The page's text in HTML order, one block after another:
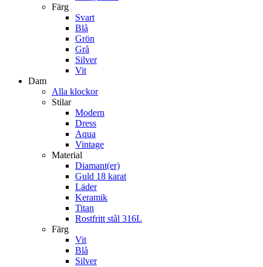
Färg
Svart
Blå
Grön
Grå
Silver
Vit
Dam
Alla klockor
Stilar
Modern
Dress
Aqua
Vintage
Material
Diamant(er)
Guld 18 karat
Läder
Keramik
Titan
Rostfritt stål 316L
Färg
Vit
Blå
Silver